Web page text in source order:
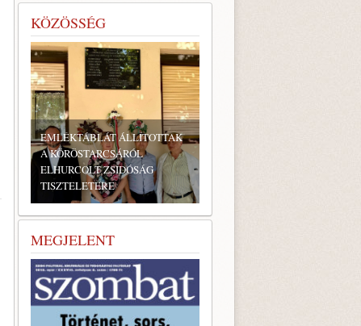
KÖZÖSSÉG
EMLÉKTÁBLÁT ÁLLÍTOTTAK
A KÖRÖSTARCSÁRÓL
ELHURCOLT ZSIDÓSÁG
TISZTELETÉRE
MEGJELENT